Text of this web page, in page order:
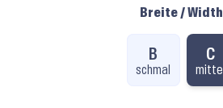
Breite / Width
B
schmal
C
mittel